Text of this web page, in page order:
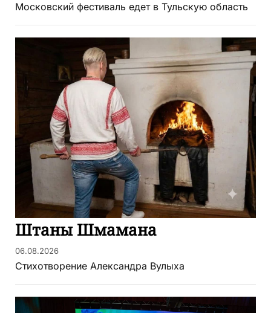
Московский фестиваль едет в Тульскую область
Штаны Шмамана
06.08.2026
Стихотворение Александра Вулыха